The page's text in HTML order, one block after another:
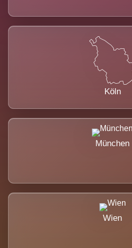
Köln
München
Wien